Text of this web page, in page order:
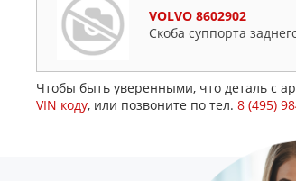
VOLVO 8602902
Скоба суппорта
Чтобы быть уверенными, что деталь с
VIN коду, или позвоните по тел. 8 (495)